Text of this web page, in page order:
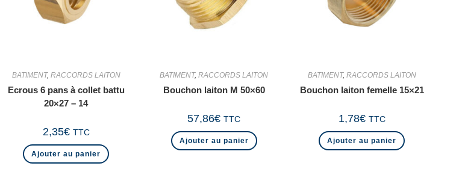
BATIMENT, RACCORDS LAITON
Ecrous 6 pans à collet battu
20×27 – 14
2,35€ TTC
Ajouter au panier
BATIMENT,RACCORDS LAITON
Bouchon laiton M 50×60
57,86€ TTC
Ajouter au panier
BATIMENT, RACCORDS LAITON
Bouchon laiton femelle 15×21
1,78€ TTC
Ajouter au panier